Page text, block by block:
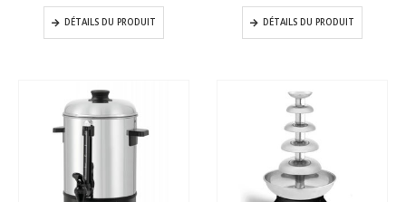
DÉTAILS DU PRODUIT DÉTAILS DU PRODUIT